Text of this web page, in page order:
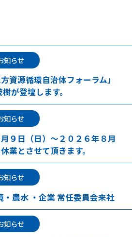
知らせ
資源循環自治体フォーラム」
が登壇します。
知らせ
９日（日）～２０２６年８月
業とさせて頂きます。
知らせ
農水 ・企業 常任委員会来社
知らせ